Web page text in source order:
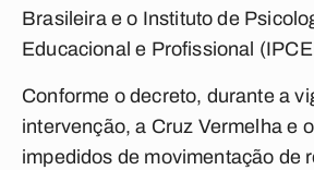
Brasileira e o Instituto de
Educacional e Profissional
Conforme o decreto, durante a
intervenção, a Cruz Vermelha e
impedidos de movimentação de